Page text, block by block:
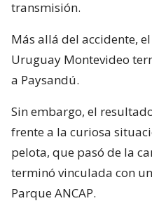
transmisión.
Más allá del accidente,
Uruguay Montevideo
a Paysandú.
Sin embargo, el
frente a la curiosa
pelota, que pasó de la
terminó vinculada con
Parque ANCAP.